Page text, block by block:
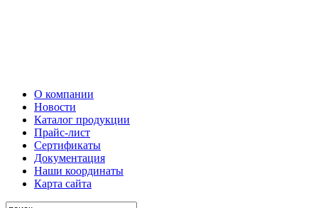
О компании
Новости
Каталог продукции
Прайс-лист
Сертификаты
Документация
Наши координаты
Карта сайта